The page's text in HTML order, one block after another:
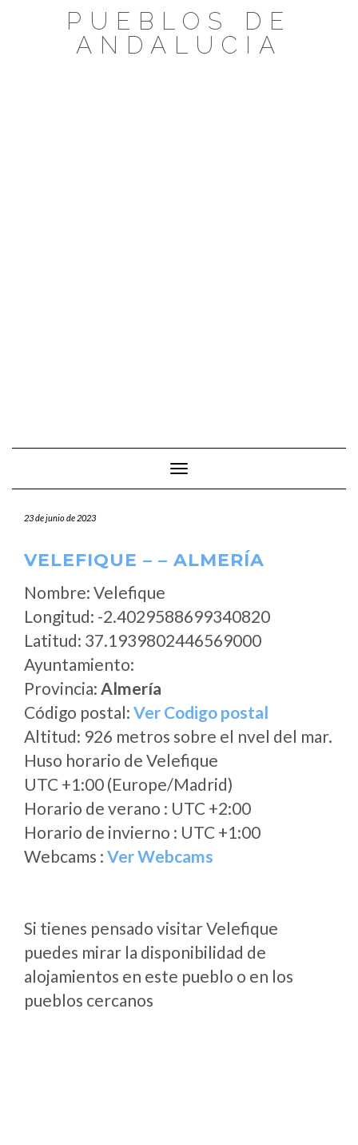
PUEBLOS DE
ANDALUCIA
Cambiar modo de navegación
23 de junio de 2023
VELEFIQUE – – ALMERÍA
Nombre: Velefique
Longitud: -2.4029588699340820
Latitud: 37.1939802446569000
Ayuntamiento:
Provincia: Almería
Código postal: Ver Codigo postal
Altitud: 926 metros sobre el nvel del mar.
Huso horario de Velefique
UTC +1:00 (Europe/Madrid)
Horario de verano : UTC +2:00
Horario de invierno : UTC +1:00
Webcams : Ver Webcams
Si tienes pensado visitar Velefique
puedes mirar la disponibilidad de
alojamientos en este pueblo o en los
pueblos cercanos